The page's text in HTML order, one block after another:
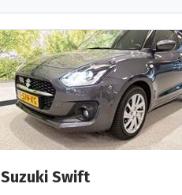
Suzuki Swift